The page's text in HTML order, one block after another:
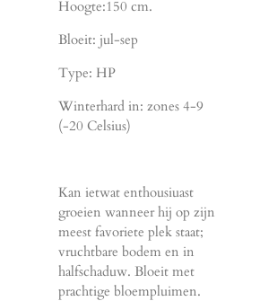
Hoogte:150 cm.
Bloeit: jul-sep
Type: HP
Winterhard in: zones 4-9
(-20 Celsius)
Kan ietwat enthousiuast
groeien wanneer hij op zijn
meest favoriete plek staat;
vruchtbare bodem en in
halfschaduw. Bloeit met
prachtige bloempluimen.